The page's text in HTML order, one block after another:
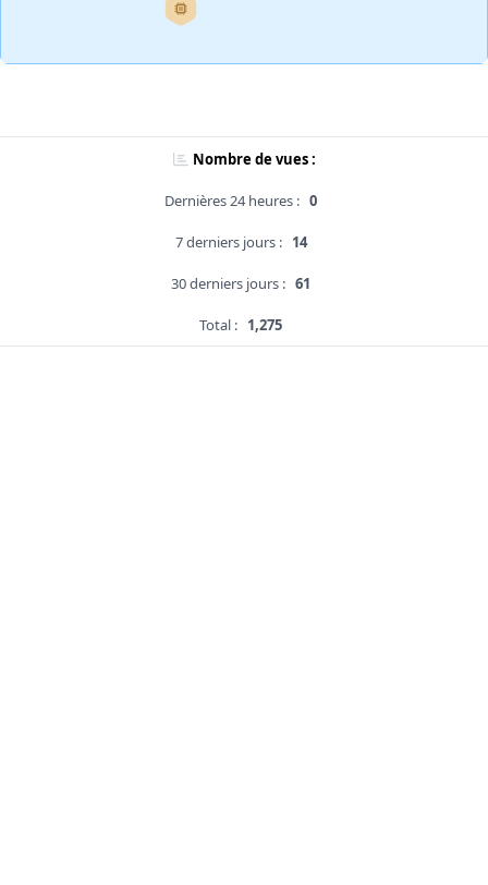
Nombre de vues :
Dernières 24 heures : 0
7 derniers jours : 14
30 derniers jours : 61
Total : 1,275